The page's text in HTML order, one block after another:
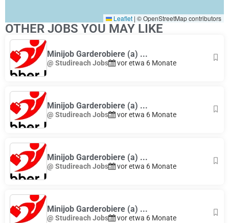
Leaflet | © OpenStreetMap contributors
OTHER JOBS YOU MAY LIKE
Minijob Garderobiere (a) ...
@ Studireach Jobs vor etwa 6 Monate
Minijob Garderobiere (a) ...
@ Studireach Jobs vor etwa 6 Monate
Minijob Garderobiere (a) ...
@ Studireach Jobs vor etwa 6 Monate
Minijob Garderobiere (a) ...
@ Studireach Jobs vor etwa 6 Monate